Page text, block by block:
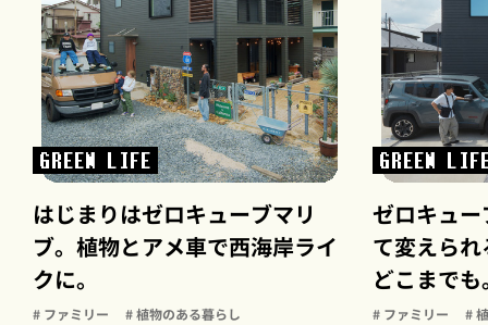
GREEN LIFE
はじまりはゼロキューブマリ
ブ。植物とアメ車で西海岸ライ
クに。
# ファミリー
# 植物のある暮らし
GREEN
ゼロキュ
て変えら
どこまでも
# ファミリー
#